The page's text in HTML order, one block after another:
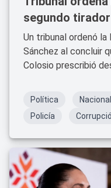
segundo tirador
Un tribunal ordenó
Sánchez al concluir
Colosio prescribió
Política Nacional
Policía